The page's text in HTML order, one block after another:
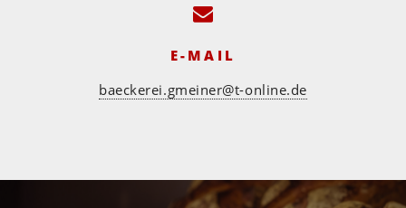
E-MAIL
baeckerei.gmeiner@t-online.de